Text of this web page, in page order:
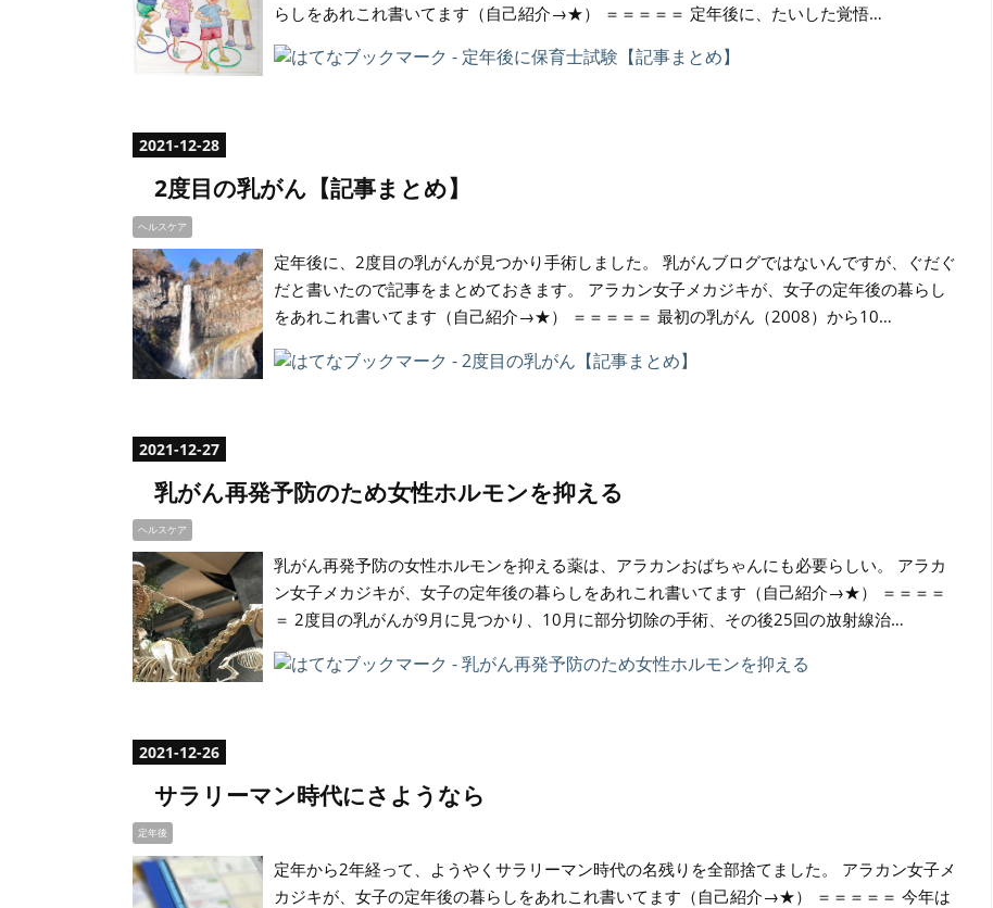
らしをあれこれ書いてます（自己紹介→★） ＝＝＝＝＝ 定年後に、たいした覚悟…
2021-12-28
2度目の乳がん【記事まとめ】
ヘルスケア
定年後に、2度目の乳がんが見つかり手術しました。 乳がんブログではないんですが、ぐだぐ
だと書いたので記事をまとめておきます。 アラカン女子メカジキが、女子の定年後の暮らし
をあれこれ書いてます（自己紹介→★） ＝＝＝＝＝ 最初の乳がん（2008）から10…
2021-12-27
乳がん再発予防のため女性ホルモンを抑える
ヘルスケア
乳がん再発予防の女性ホルモンを抑える薬は、アラカンおばちゃんにも必要らしい。 アラカ
ン女子メカジキが、女子の定年後の暮らしをあれこれ書いてます（自己紹介→★） ＝＝＝＝
＝ 2度目の乳がんが9月に見つかり、10月に部分切除の手術、その後25回の放射線治…
2021-12-26
サラリーマン時代にさようなら
定年後
定年から2年経って、ようやくサラリーマン時代の名残りを全部捨てました。 アラカン女子メ
カジキが、女子の定年後の暮らしをあれこれ書いてます（自己紹介→★） ＝＝＝＝＝ 今年は